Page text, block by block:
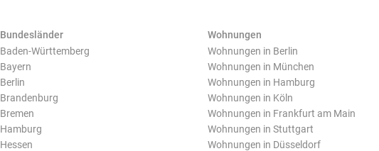
Bundesländer
Baden-Württemberg
Bayern
Berlin
Brandenburg
Bremen
Hamburg
Hessen
Wohnungen
Wohnungen in Berlin
Wohnungen in München
Wohnungen in Hamburg
Wohnungen in Köln
Wohnungen in Frankfurt am Main
Wohnungen in Stuttgart
Wohnungen in Düsseldorf